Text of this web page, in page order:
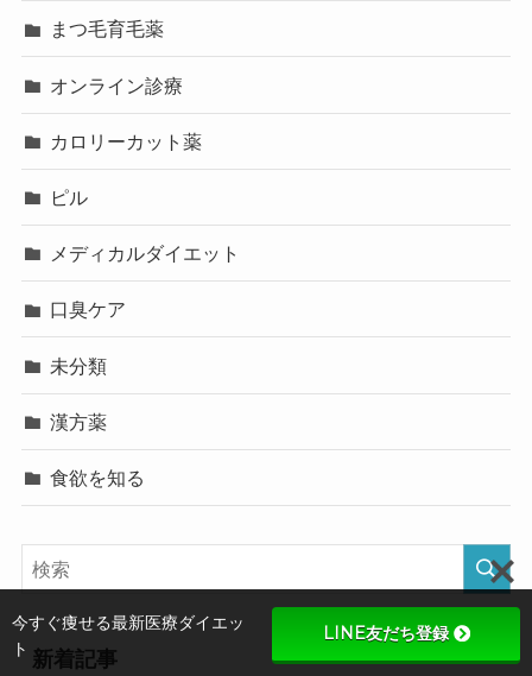
まつ毛育毛薬
オンライン診療
カロリーカット薬
ピル
メディカルダイエット
口臭ケア
未分類
漢方薬
食欲を知る
新着記事
今すぐ痩せる最新医療ダイエッ
ト
LINE友だち登録